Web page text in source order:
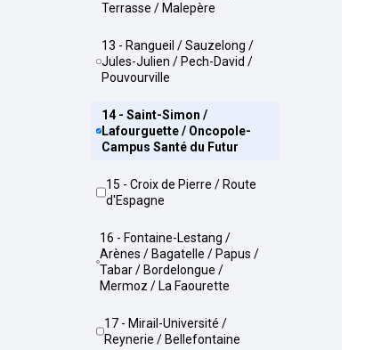
Terrasse / Malepère
13 - Rangueil / Sauzelong /
Jules-Julien / Pech-David /
Pouvourville
14 - Saint-Simon /
Lafourguette / Oncopole-
Campus Santé du Futur
15 - Croix de Pierre / Route
d'Espagne
16 - Fontaine-Lestang /
Arènes / Bagatelle / Papus /
Tabar / Bordelongue /
Mermoz / La Faourette
17 - Mirail-Université /
Reynerie / Bellefontaine